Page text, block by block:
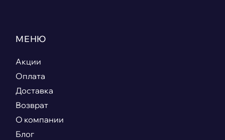
МЕНЮ
Акции
Оплата
Доставка
Возврат
О компании
Блог